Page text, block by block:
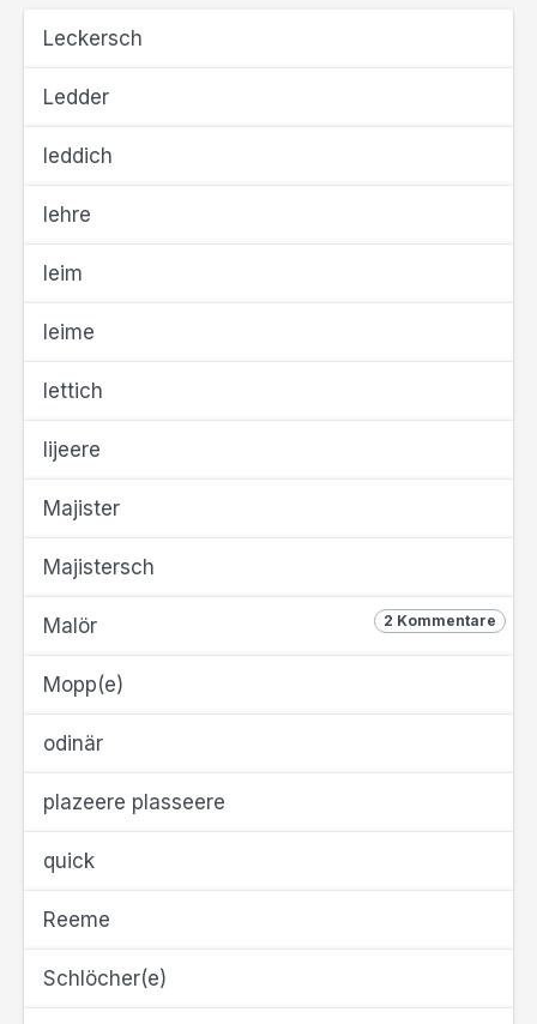
Leckersch
Ledder
leddich
lehre
leim
leime
lettich
lijeere
Majister
Majistersch
2 Kommentare
Malör
Mopp(e)
odinär
plazeere plasseere
quick
Reeme
Schlöcher(e)